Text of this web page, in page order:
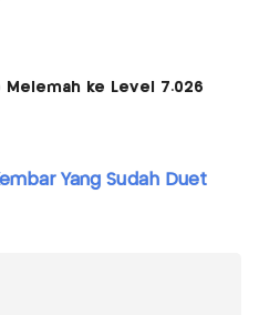
Melemah ke Level 7.026
Yang Sudah Duet